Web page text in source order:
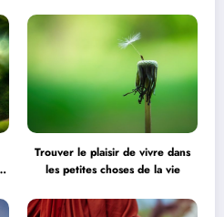
Trouver le plaisir de vivre dans
les petites choses de la vie